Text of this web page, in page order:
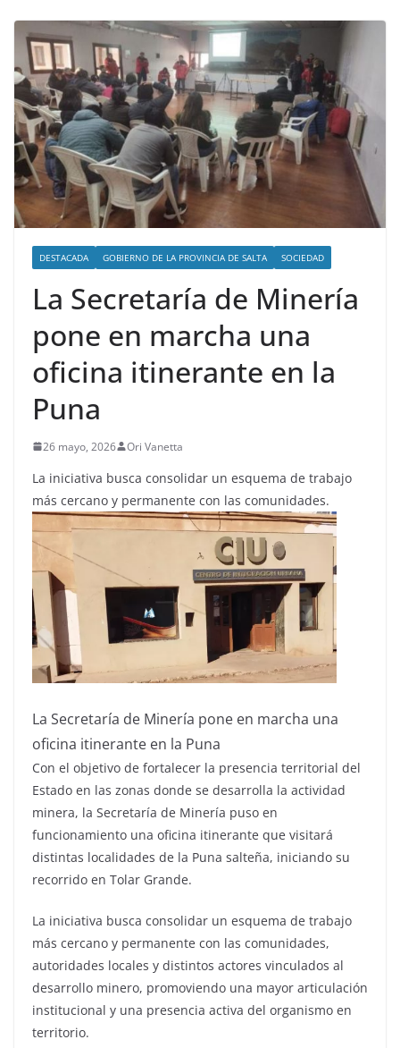
DESTACADA GOBIERNO DE LA PROVINCIA DE SALTA SOCIEDAD
La Secretaría de Minería
pone en marcha una
oficina itinerante en la
Puna
26 mayo, 2026 Ori Vanetta
La iniciativa busca consolidar un esquema de trabajo
más cercano y permanente con las comunidades.
La Secretaría de Minería pone en marcha una
oficina itinerante en la Puna
Con el objetivo de fortalecer la presencia territorial del
Estado en las zonas donde se desarrolla la actividad
minera, la Secretaría de Minería puso en
funcionamiento una oficina itinerante que visitará
distintas localidades de la Puna salteña, iniciando su
recorrido en Tolar Grande.
La iniciativa busca consolidar un esquema de trabajo
más cercano y permanente con las comunidades,
autoridades locales y distintos actores vinculados al
desarrollo minero, promoviendo una mayor articulación
institucional y una presencia activa del organismo en
territorio.